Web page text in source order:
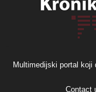
Multimedijski portal koji
Contact